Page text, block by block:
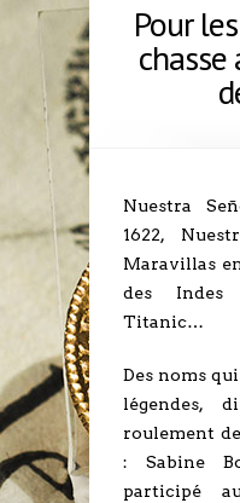
Pour
Nuestra
1622,
Maravillas
des
Titanic…
Des noms
légendes,
roulement
: Sabine
participé